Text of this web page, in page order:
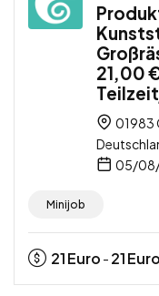
21,00
01983
05/
Minijob
21Euro - 21Euro